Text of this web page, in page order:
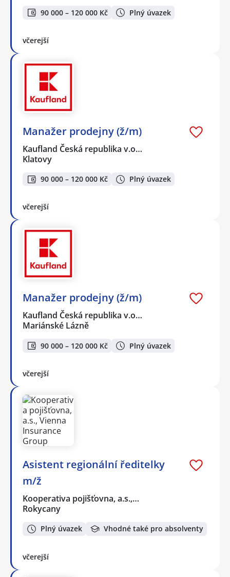
90 000 – 120 000 Kč Plný úvazek
včerejší
Manažer prodejny (ž/m)
Kaufland Česká republika v.o…
Klatovy
90 000 – 120 000 Kč Plný úvazek
včerejší
Manažer prodejny (ž/m)
Kaufland Česká republika v.o…
Mariánské Lázně
90 000 – 120 000 Kč Plný úvazek
včerejší
Asistent regionální ředitelky
m/ž
Kooperativa pojišťovna, a.s.,…
Rokycany
Plný úvazek Vhodné také pro absolventy
včerejší